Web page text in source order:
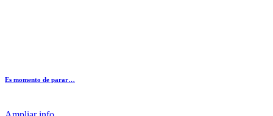
Es momento de parar…